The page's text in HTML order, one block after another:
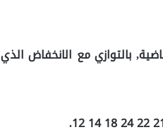
بالتوازي مع الانخفاض الذي